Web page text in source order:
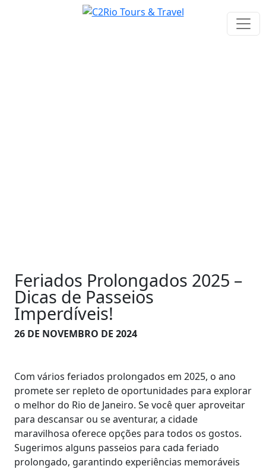
Feriados Prolongados 2025 –
Dicas de Passeios
Imperdíveis!
26 DE NOVEMBRO DE 2024
Com vários feriados prolongados em 2025, o ano
promete ser repleto de oportunidades para explorar
o melhor do Rio de Janeiro. Se você quer aproveitar
para descansar ou se aventurar, a cidade
maravilhosa oferece opções para todos os gostos.
Sugerimos alguns passeios para cada feriado
prolongado, garantindo experiências memoráveis